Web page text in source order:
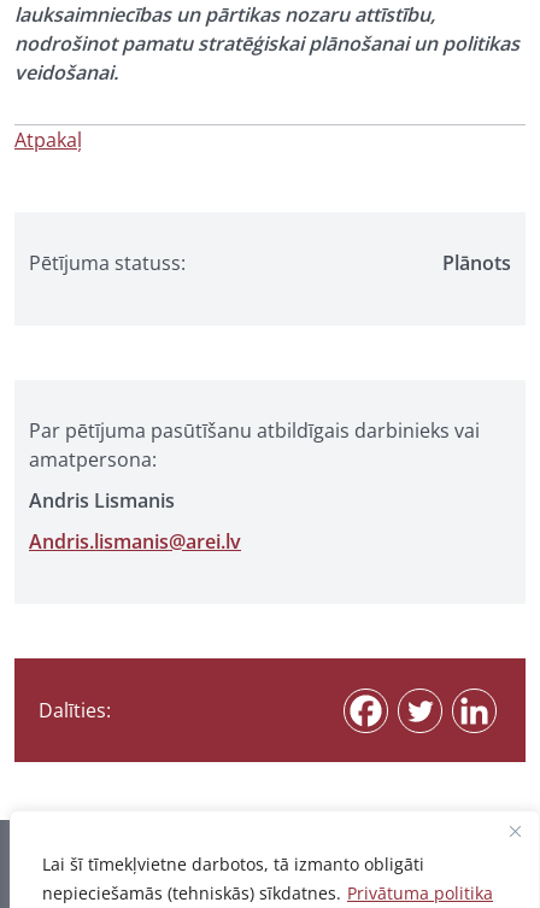
Lai šī tīmekļvietne darbotos, tā izmanto obligāti
nepieciešamās (tehniskās) sīkdatnes. Privātuma politika
Pētījuma statuss: Plānots
Par pētījuma pasūtīšanu atbildīgais darbinieks vai
amatpersona:
Andris Lismanis
Andris.lismanis@arei.lv
Dalīties:
lauksaimniecības un pārtikas nozaru attīstību,
nodrošinot pamatu stratēģiskai plānošanai un politikas
veidošanai.
Atpakaļ
Informācija pēdējo reizi atjaunota 06.08.2026